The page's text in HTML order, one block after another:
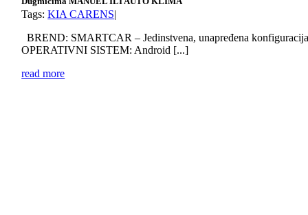
Tags:KIA CARENS|
BREND: SMARTCAR – Jedinstvena, unapređena
OPERATIVNI SISTEM: Android [...]
read more